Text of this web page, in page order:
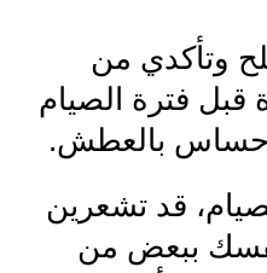
وتأكدي من
قبل فترة الصيام
بالعطش.
قد تشعرين
نفسك ببعض من